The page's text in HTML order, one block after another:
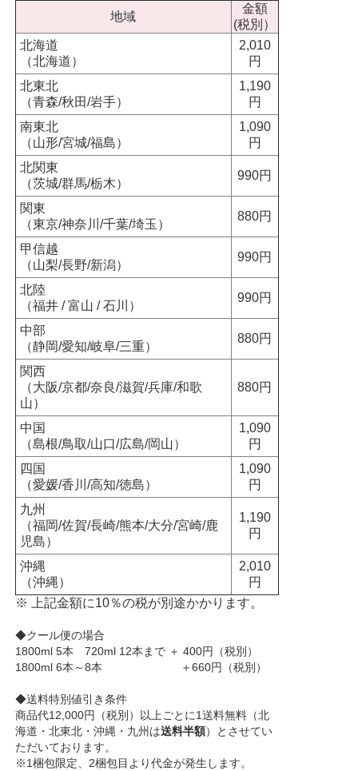
地域
金額
(税別）
北海道
（北海道）
2,010
円
北東北
（青森/秋田/岩手）
1,190
円
南東北
（山形/宮城/福島）
1,090
円
北関東
（茨城/群馬/栃木）
990円
関東
（東京/神奈川/千葉/埼玉）
880円
甲信越
（山梨/長野/新潟）
990円
北陸
（福井 / 富山 / 石川）
990円
中部
（静岡/愛知/岐阜/三重）
880円
関西
（大阪/京都/奈良/滋賀/兵庫/和歌
山）
880円
中国
（島根/鳥取/山口/広島/岡山）
1,090
円
四国
（愛媛/香川/高知/徳島）
1,090
円
九州
（福岡/佐賀/長崎/熊本/大分/宮崎/鹿
児島）
1,190
円
沖縄
（沖縄）
2,010
円
※ 上記金額に10％の税が別途かかります。
◆クール便の場合
1800ml 5本 720ml 12本まで ＋ 400円（税別）
1800ml 6本～8本 ＋660円（税別）
◆送料特別値引き条件
商品代12,000円（税別）以上ごとに1送料無料（北
海道・北東北・沖縄・九州は送料半額）とさせてい
ただいております。
※1梱包限定、2梱包目より代金が発生します。